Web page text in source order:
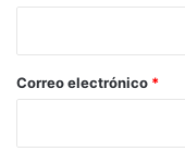
*
Correo electrónico *